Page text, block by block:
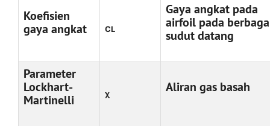
Koefisien
gaya angkat
CL
Gaya angkat pada
airfoil pada
sudut datang
Parameter
Lockhart-
Martinelli
χ Aliran gas basah